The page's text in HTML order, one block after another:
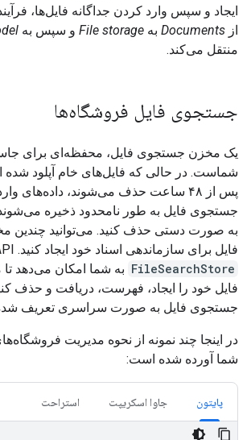
ایجاد و سپس وارد کردن جداگانه فایل‌ها،
از Documents به File storage و سپس به
منتقل می‌کند.
جستجوی فایل فروشگاه‌ها
یک مخزن جستجوی فایل، محفظه‌ای برای
پس از ۴۸ ساعت حذف می‌شوند، داده‌های
جستجوی فایل به طور نامحدود ذخیره می‌شوند
به صورت دستی حذف کنید. می‌توانید چندین
فایل برای سازماندهی اسناد خود ایجاد کنید. API
FileSearchStore به شما امکان می‌دهد
فایل خود را ایجاد، فهرست، دریافت و حذف
جستجوی فایل به صورت سراسری تعریف
در اینجا چند نمونه از نحوه مدیریت
شما آورده شده است:
پایتون جاوا اسکریپت استراحت